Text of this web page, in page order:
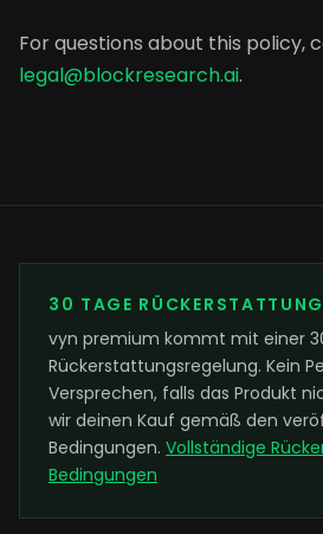
For questions about this policy,
legal@blockresearch.ai.
30 TAGE RÜCKERSTATTUNG
vyn premium kommt mit einer
Rückerstattungsregelung. Kein
Versprechen, falls das Produkt
wir deinen Kauf gemäß den
Bedingungen. Vollständige
Bedingungen